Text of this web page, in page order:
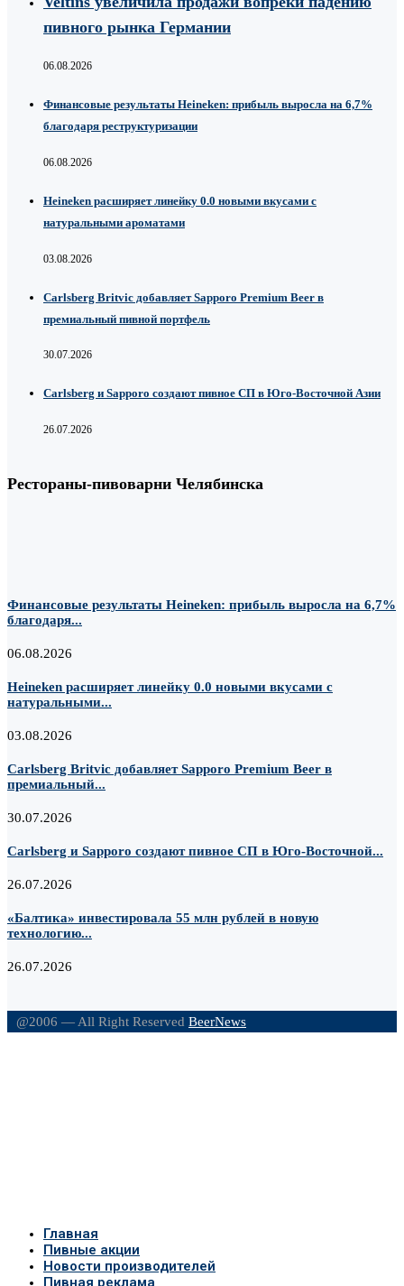
пивного рынка Германии
06.08.2026
Финансовые результаты Heineken: прибыль выросла на 6,7%
благодаря реструктуризации
06.08.2026
Heineken расширяет линейку 0.0 новыми вкусами с
натуральными ароматами
03.08.2026
Carlsberg Britvic добавляет Sapporo Premium Beer в
премиальный пивной портфель
30.07.2026
Carlsberg и Sapporo создают пивное СП в Юго-Восточной Азии
26.07.2026
Рестораны-пивоварни Челябинска
Финансовые результаты Heineken: прибыль выросла на 6,7%
благодаря...
06.08.2026
Heineken расширяет линейку 0.0 новыми вкусами с
натуральными...
03.08.2026
Carlsberg Britvic добавляет Sapporo Premium Beer в
премиальный...
30.07.2026
Carlsberg и Sapporo создают пивное СП в Юго-Восточной...
26.07.2026
«Балтика» инвестировала 55 млн рублей в новую
технологию...
26.07.2026
@2006 — All Right Reserved BeerNews
Главная
Пивные акции
Новости производителей
Пивная реклама